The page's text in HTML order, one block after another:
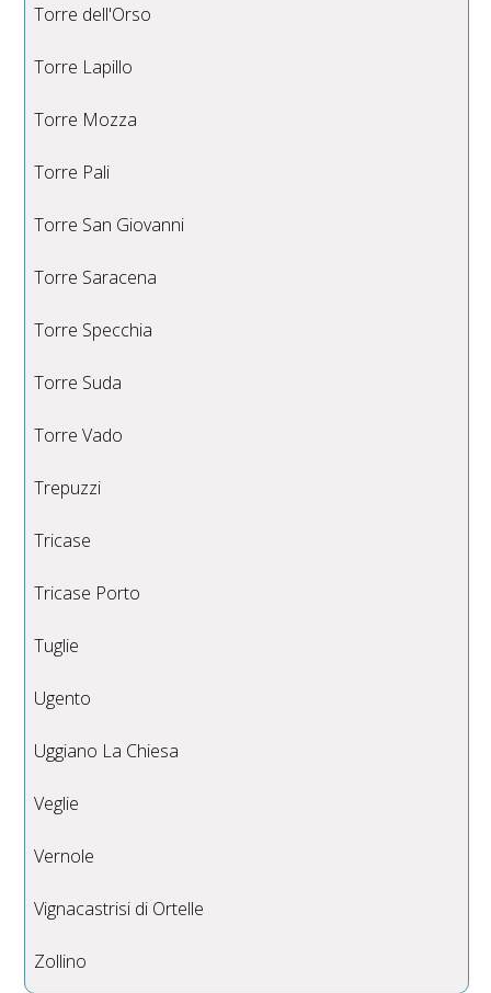
Torre dell'Orso
Torre Lapillo
Torre Mozza
Torre Pali
Torre San Giovanni
Torre Saracena
Torre Specchia
Torre Suda
Torre Vado
Trepuzzi
Tricase
Tricase Porto
Tuglie
Ugento
Uggiano La Chiesa
Veglie
Vernole
Vignacastrisi di Ortelle
Zollino